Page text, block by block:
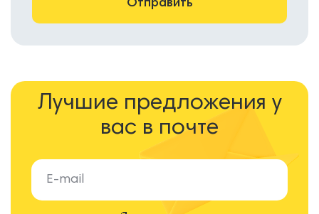
Лучшие предложения у
вас в почте